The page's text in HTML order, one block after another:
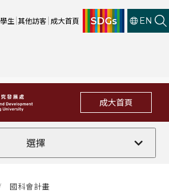
學生 其他訪客 成大首頁 SDGs EN
成大首頁
選擇
全部
國科會計畫